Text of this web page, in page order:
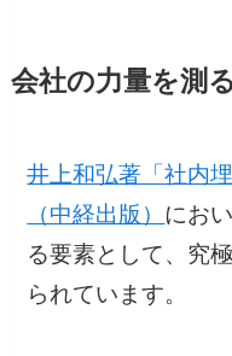
会社の力量を測
井上和弘著「社内
（中経出版） にお
る要素として、究
られています。